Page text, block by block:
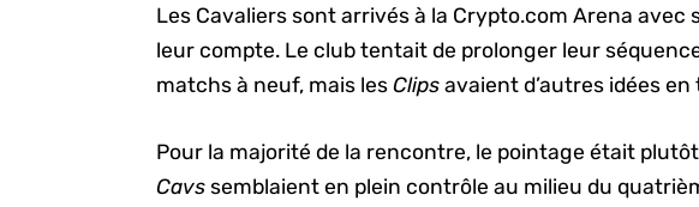
Les Cavaliers sont arrivés à la Crypto.com Arena avec
leur compte. Le club tentait de prolonger leur
matchs à neuf, mais lesClips avaient d’autres idées en
Pour la majorité de la rencontre, le pointage était
Cavssemblaient en plein contrôle au milieu du